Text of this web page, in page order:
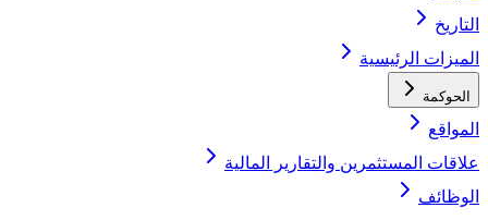
التاريخ
الميزات الرئيسية
الحوكمة
المواقع
علاقات المستثمرين والتقارير المالية
الوظائف